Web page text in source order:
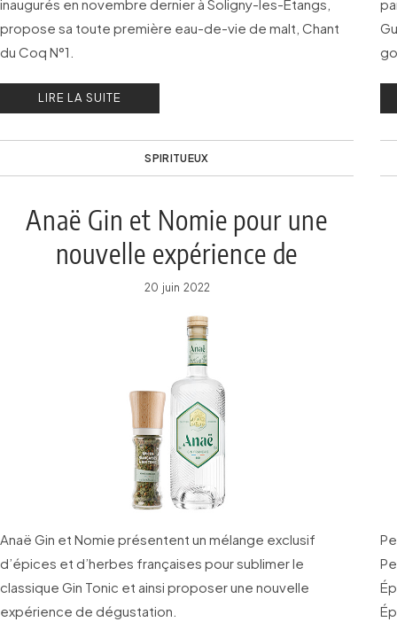
inaugurés en novembre dernier à Soligny-les-Étangs,
propose sa toute première eau-de-vie de malt, Chant
du Coq N°1.
LIRE LA SUITE
SPIRITUEUX
Anaë Gin et Nomie pour une
nouvelle expérience de
dégustation
20 juin 2022
Anaë Gin et Nomie présentent un mélange exclusif
d’épices et d’herbes françaises pour sublimer le
classique Gin Tonic et ainsi proposer une nouvelle
expérience de dégustation.